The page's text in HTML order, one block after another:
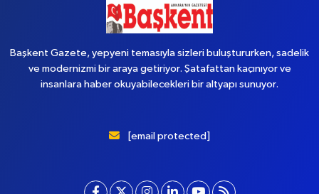
Başkent Gazete, yepyeni temasıyla sizleri buluştururken, sadelik
ve modernizmi bir araya getiriyor. Şatafattan kaçınıyor ve
insanlara haber okuyabilecekleri bir altyapı sunuyor.
[email protected]